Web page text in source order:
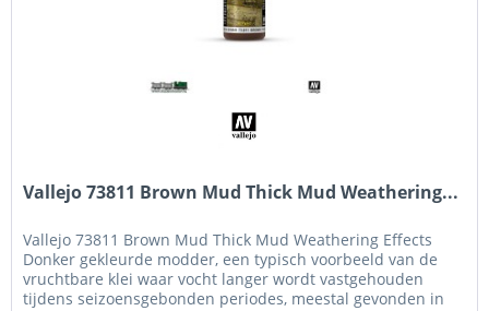
Vallejo 73811 Brown Mud Thick Mud Weathering...
Vallejo 73811 Brown Mud Thick Mud Weathering Effects
Donker gekleurde modder, een typisch voorbeeld van de
vruchtbare klei waar vocht langer wordt vastgehouden
tijdens seizoensgebonden periodes, meestal gevonden in